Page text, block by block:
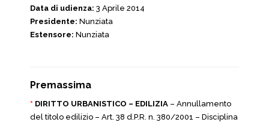
Data di udienza: 3 Aprile 2014
Presidente: Nunziata
Estensore: Nunziata
Premassima
* DIRITTO URBANISTICO – EDILIZIA – Annullamento
del titolo edilizio – Art. 38 d.P.R. n. 380/2001 – Disciplina